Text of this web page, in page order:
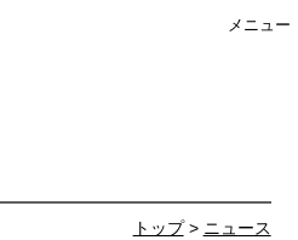
メニュー
トップ> ニュース